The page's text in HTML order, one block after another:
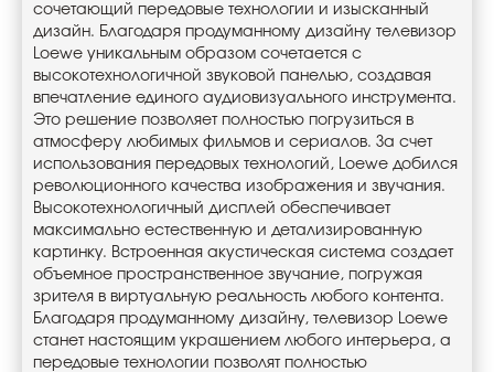
сочетающий передовые технологии и изысканный
дизайн. Благодаря продуманному дизайну телевизор
Loewe уникальным образом сочетается с
высокотехнологичной звуковой панелью, создавая
впечатление единого аудиовизуального инструмента.
Это решение позволяет полностью погрузиться в
атмосферу любимых фильмов и сериалов. За счет
использования передовых технологий, Loewe добился
революционного качества изображения и звучания.
Высокотехнологичный дисплей обеспечивает
максимально естественную и детализированную
картинку. Встроенная акустическая система создает
объемное пространственное звучание, погружая
зрителя в виртуальную реальность любого контента.
Благодаря продуманному дизайну, телевизор Loewe
станет настоящим украшением любого интерьера, а
передовые технологии позволят полностью